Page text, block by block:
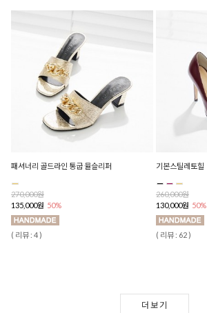
패셔너리 골드라인 통굽 뮬슬리퍼
270,000원
135,000원 50%
( 리뷰 : 4 )
기본스틸레토힐
260,000원
130,000원 50%
( 리뷰 : 62 )
더보기